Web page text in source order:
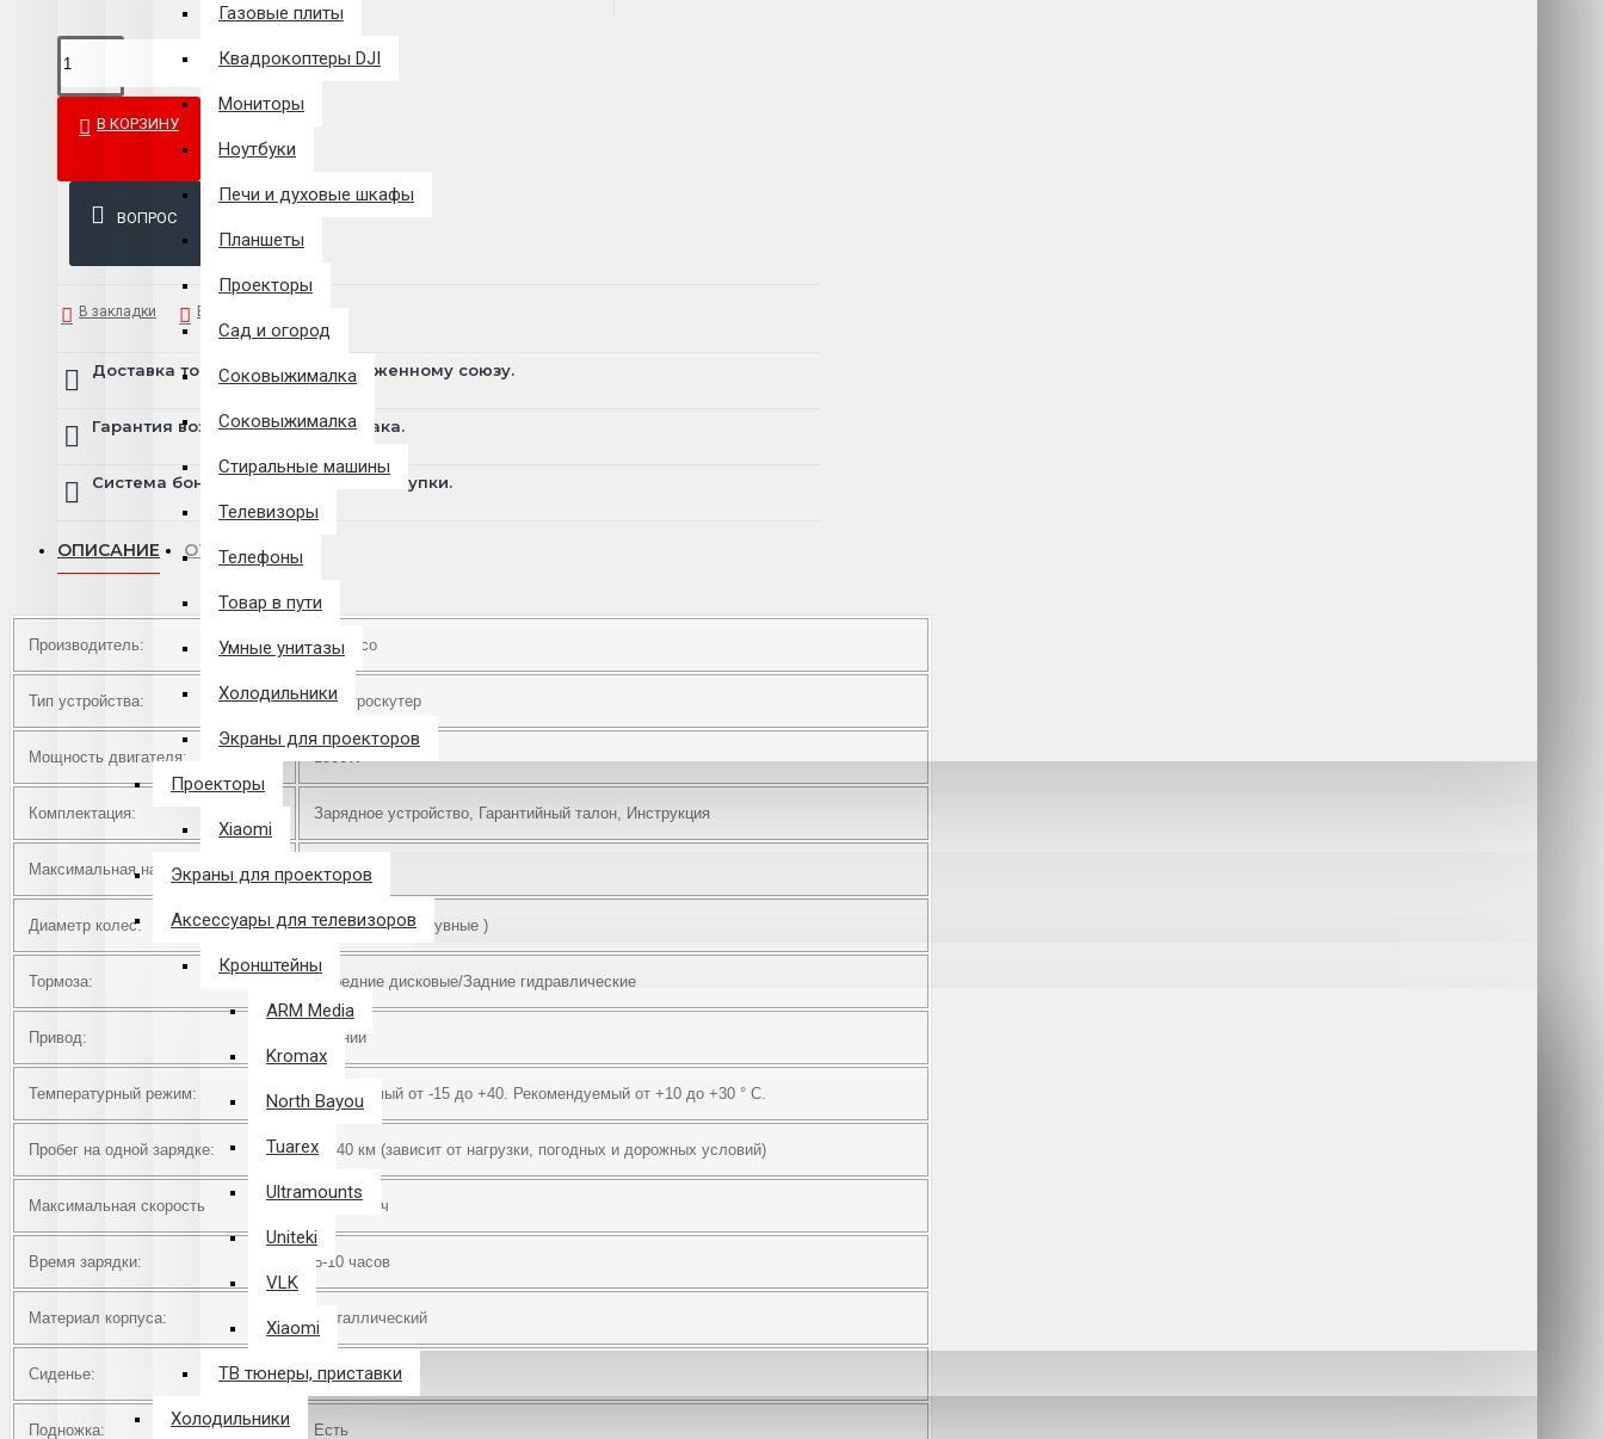
Газовые плиты
Квадрокоптеры DJI
Мониторы
Ноутбуки
Печи и духовые шкафы
Планшеты
Проекторы
Сад и огород
Соковыжималка
Соковыжималка
Стиральные машины
Телевизоры
Телефоны
Товар в пути
Умные унитазы
Холодильники
Экраны для проекторов
Проекторы
Xiaomi
Экраны для проекторов
Аксессуары для телевизоров
Кронштейны
ARM Media
Kromax
North Bayou
Tuarex
Ultramounts
Uniteki
VLK
Xiaomi
ТВ тюнеры, приставки
Холодильники
В КОРЗИНУ
ВОПРОС
В закладки В сравнение
Доставка товара по всему Таможенному союзу.
Гарантия возврата и обмена брака.
Система бонусов и подарков за покупки.
ОПИСАНИЕ ОТЗЫВЫ
Производитель: CityCoco
Тип устройства: Электроскутер
Мощность двигателя: 1500W
Комплектация: Зарядное устройство, Гарантийный талон, Инструкция
Максимальная нагрузка: до 150 кг
Диаметр колес: 18 Дюймов ( надувные )
Тормоза: Передние дисковые/Задние гидравлические
Привод: Задний
Температурный режим: Допустимый от -15 до +40. Рекомендуемый от +10 до +30 ° С.
Пробег на одной зарядке: до 40 км (зависит от нагрузки, погодных и дорожных условий)
Максимальная скорость до 45 км/ч
Время зарядки: 8-10 часов
Материал корпуса: Металлический
Сиденье: Есть
Подножка: Есть